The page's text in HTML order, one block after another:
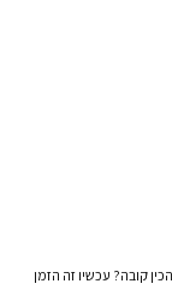
קובה? עכשיו זה הזמן